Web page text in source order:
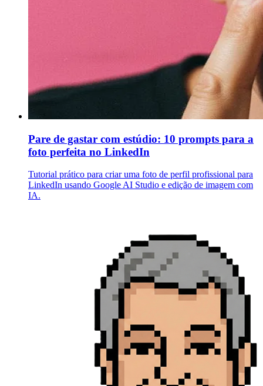
Pare de gastar com estúdio: 10 prompts para a
foto perfeita no LinkedIn
Tutorial prático para criar uma foto de perfil profissional para
LinkedIn usando Google AI Studio e edição de imagem com
IA.